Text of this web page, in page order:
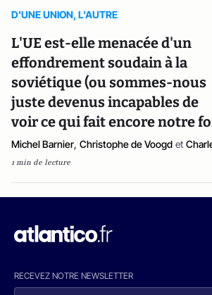
D'UNE UNION, L'AUTRE
L'UE est-elle menacée d'un
effondrement soudain à la
soviétique (ou sommes-nous
juste devenus incapables de
voir ce qui fait encore notre
Michel Barnier, Christophe de Voogd et
1 min de lecture
RECEVEZ NOTRE NEWSLETTER